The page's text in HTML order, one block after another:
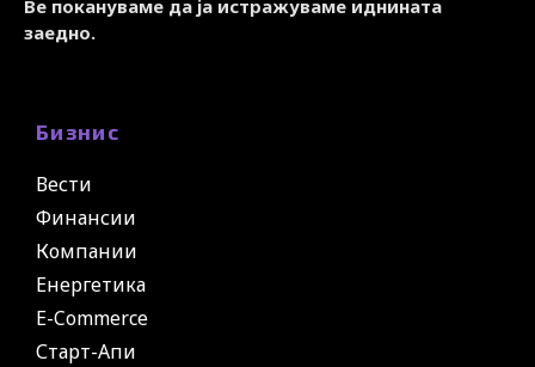
Ве покануваме да ја истражуваме иднината
заедно.
Бизнис
Вести
Финансии
Компании
Енергетика
E-Commerce
Старт-Апи